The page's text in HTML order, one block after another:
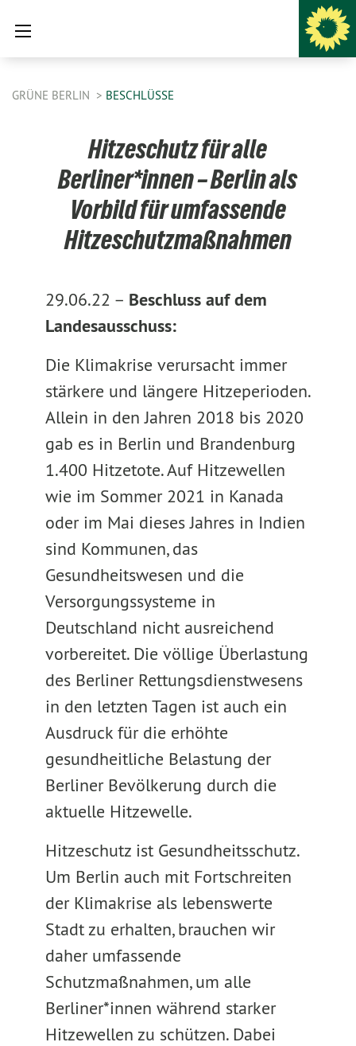
GRÜNE BERLIN BESCHLÜSSE
Hitzeschutz für alle
Berliner*innen – Berlin als
Vorbild für umfassende
Hitzeschutzmaßnahmen
29.06.22 – Beschluss auf dem
Landesausschuss:
Die Klimakrise verursacht immer
stärkere und längere Hitzeperioden.
Allein in den Jahren 2018 bis 2020
gab es in Berlin und Brandenburg
1.400 Hitzetote. Auf Hitzewellen
wie im Sommer 2021 in Kanada
oder im Mai dieses Jahres in Indien
sind Kommunen, das
Gesundheitswesen und die
Versorgungssysteme in
Deutschland nicht ausreichend
vorbereitet. Die völlige Überlastung
des Berliner Rettungsdienstwesens
in den letzten Tagen ist auch ein
Ausdruck für die erhöhte
gesundheitliche Belastung der
Berliner Bevölkerung durch die
aktuelle Hitzewelle.
Hitzeschutz ist Gesundheitsschutz.
Um Berlin auch mit Fortschreiten
der Klimakrise als lebenswerte
Stadt zu erhalten, brauchen wir
daher umfassende
Schutzmaßnahmen, um alle
Berliner*innen während starker
Hitzewellen zu schützen. Dabei